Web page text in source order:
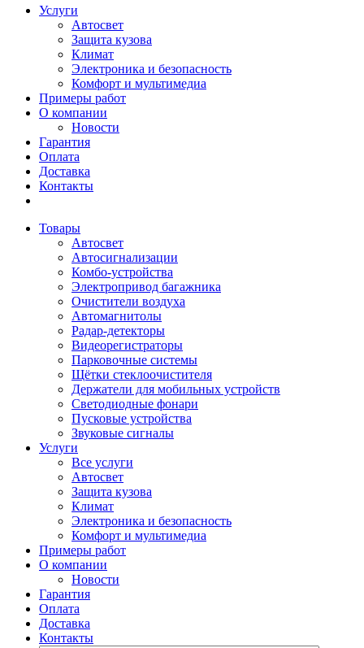
Услуги
Автосвет
Защита кузова
Климат
Электроника и безопасность
Комфорт и мультимедиа
Примеры работ
О компании
Новости
Гарантия
Оплата
Доставка
Контакты
Товары
Автосвет
Автосигнализации
Комбо-устройства
Электропривод багажника
Очистители воздуха
Автомагнитолы
Радар-детекторы
Видеорегистраторы
Парковочные системы
Щётки стеклоочистителя
Держатели для мобильных устройств
Светодиодные фонари
Пусковые устройства
Звуковые сигналы
Услуги
Все услуги
Автосвет
Защита кузова
Климат
Электроника и безопасность
Комфорт и мультимедиа
Примеры работ
О компании
Новости
Гарантия
Оплата
Доставка
Контакты